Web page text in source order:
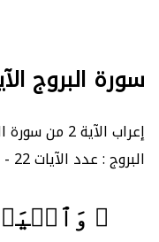
سورة البروج الآية رقم 2 :
إعراب الآية
البروج : عدد الآيات 22 - - الصفحة 590 - الجزء 30.
﴿